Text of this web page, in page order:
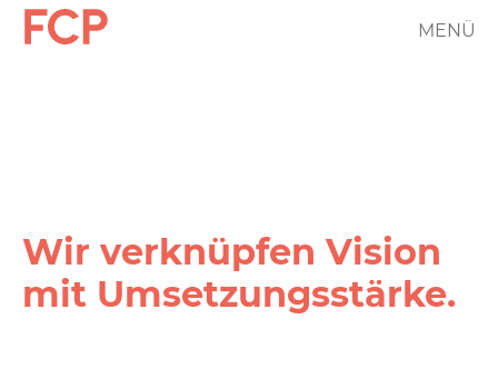
Direkt
zumFCP
MENÜ
Wir verknüpfen Vision
mit Umsetzungs­stärke.